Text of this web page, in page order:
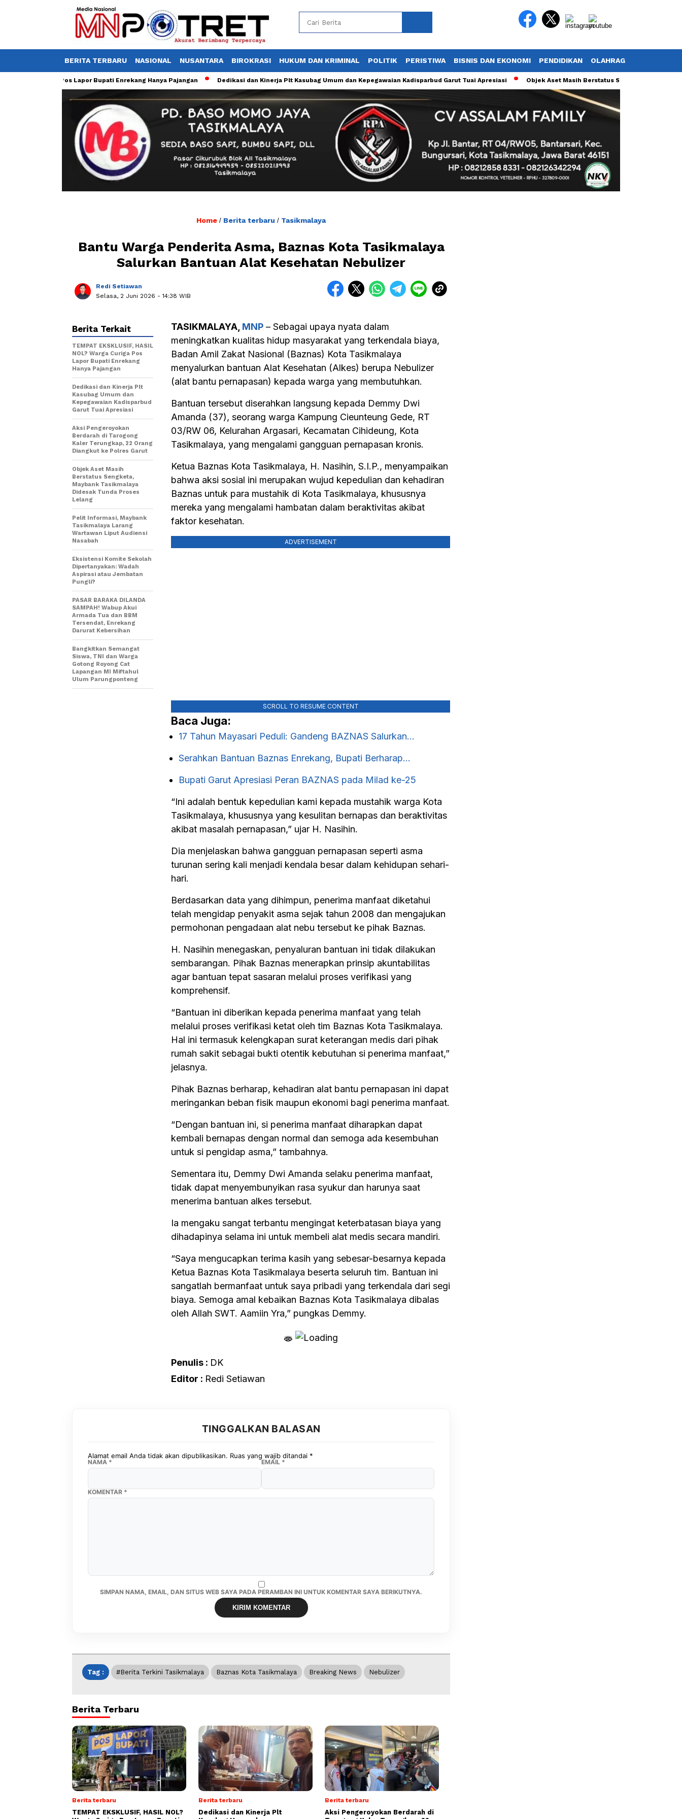
BERITA TERBARU NASIONAL NUSANTARA BIROKRASI HUKUM DAN KRIMINAL POLITIK PERISTIWA BISNIS DAN EKONOMI PENDIDIKAN OLAHRAGA
Curiga Pos Lapor Bupati Enrekang Hanya Pajangan Dedikasi dan Kinerja Plt Kasubag Umum dan Kepegawaian Kadisparbud Garut Tuai Apresiasi Objek Aset Masih Berstatus Sengketa, Maybank
Home / Berita terbaru / Tasikmalaya
Bantu Warga Penderita Asma, Baznas Kota Tasikmalaya
Salurkan Bantuan Alat Kesehatan Nebulizer
Redi Setiawan
Selasa, 2 Juni 2026 - 14:38 WIB
TASIKMALAYA, MNP – Sebagai upaya nyata dalam
meningkatkan kualitas hidup masyarakat yang terkendala biaya,
Badan Amil Zakat Nasional (Baznas) Kota Tasikmalaya
menyalurkan bantuan Alat Kesehatan (Alkes) berupa Nebulizer
(alat bantu pernapasan) kepada warga yang membutuhkan.
Bantuan tersebut diserahkan langsung kepada Demmy Dwi
Amanda (37), seorang warga Kampung Cieunteung Gede, RT
03/RW 06, Kelurahan Argasari, Kecamatan Cihideung, Kota
Tasikmalaya, yang mengalami gangguan pernapasan kronis.
Ketua Baznas Kota Tasikmalaya, H. Nasihin, S.I.P., menyampaikan
bahwa aksi sosial ini merupakan wujud kepedulian dan kehadiran
Baznas untuk para mustahik di Kota Tasikmalaya, khususnya
mereka yang mengalami hambatan dalam beraktivitas akibat
faktor kesehatan.
ADVERTISEMENT
SCROLL TO RESUME CONTENT
Baca Juga:
17 Tahun Mayasari Peduli: Gandeng BAZNAS Salurkan…
Serahkan Bantuan Baznas Enrekang, Bupati Berharap…
Bupati Garut Apresiasi Peran BAZNAS pada Milad ke-25
“Ini adalah bentuk kepedulian kami kepada mustahik warga Kota
Tasikmalaya, khususnya yang kesulitan bernapas dan beraktivitas
akibat masalah pernapasan,” ujar H. Nasihin.
Dia menjelaskan bahwa gangguan pernapasan seperti asma
turunan sering kali menjadi kendala besar dalam kehidupan sehari-
hari.
Berdasarkan data yang dihimpun, penerima manfaat diketahui
telah mengidap penyakit asma sejak tahun 2008 dan mengajukan
permohonan pengadaan alat nebu tersebut ke pihak Baznas.
H. Nasihin menegaskan, penyaluran bantuan ini tidak dilakukan
sembarangan. Pihak Baznas menerapkan prinsip akuntabilitas
agar bantuan tepat sasaran melalui proses verifikasi yang
komprehensif.
“Bantuan ini diberikan kepada penerima manfaat yang telah
melalui proses verifikasi ketat oleh tim Baznas Kota Tasikmalaya.
Hal ini termasuk kelengkapan surat keterangan medis dari pihak
rumah sakit sebagai bukti otentik kebutuhan si penerima manfaat,”
jelasnya.
Pihak Baznas berharap, kehadiran alat bantu pernapasan ini dapat
meringankan beban fisik maupun ekonomi bagi penerima manfaat.
“Dengan bantuan ini, si penerima manfaat diharapkan dapat
kembali bernapas dengan normal dan semoga ada kesembuhan
untuk si pengidap asma,” tambahnya.
Sementara itu, Demmy Dwi Amanda selaku penerima manfaat,
tidak dapat menyembunyikan rasa syukur dan harunya saat
menerima bantuan alkes tersebut.
Ia mengaku sangat terbantu mengingat keterbatasan biaya yang
dihadapinya selama ini untuk membeli alat medis secara mandiri.
“Saya mengucapkan terima kasih yang sebesar-besarnya kepada
Ketua Baznas Kota Tasikmalaya beserta seluruh tim. Bantuan ini
sangatlah bermanfaat untuk saya pribadi yang terkendala dari segi
biaya. Semoga amal kebaikan Baznas Kota Tasikmalaya dibalas
oleh Allah SWT. Aamiin Yra,” pungkas Demmy.
Penulis : DK
Editor : Redi Setiawan
Berita Terkait
TEMPAT EKSKLUSIF, HASIL
NOL? Warga Curiga Pos
Lapor Bupati Enrekang
Hanya Pajangan
Dedikasi dan Kinerja Plt
Kasubag Umum dan
Kepegawaian Kadisparbud
Garut Tuai Apresiasi
Aksi Pengeroyokan
Berdarah di Tarogong
Kaler Terungkap, 22 Orang
Diangkut ke Polres Garut
Objek Aset Masih
Berstatus Sengketa,
Maybank Tasikmalaya
Didesak Tunda Proses
Lelang
Pelit Informasi, Maybank
Tasikmalaya Larang
Wartawan Liput Audiensi
Nasabah
Eksistensi Komite Sekolah
Dipertanyakan: Wadah
Aspirasi atau Jembatan
Pungli?
PASAR BARAKA DILANDA
SAMPAH! Wabup Akui
Armada Tua dan BBM
Tersendat, Enrekang
Darurat Kebersihan
Bangkitkan Semangat
Siswa, TNI dan Warga
Gotong Royong Cat
Lapangan MI Miftahul
Ulum Parungponteng
TINGGALKAN BALASAN
Alamat email Anda tidak akan dipublikasikan. Ruas yang wajib ditandai *
KOMENTAR *
NAMA * EMAIL *
SIMPAN NAMA, EMAIL, DAN SITUS WEB SAYA PADA PERAMBAN INI UNTUK KOMENTAR SAYA BERIKUTNYA.
Tag : #berita Terkini Tasikmalaya Baznas Kota Tasikmalaya Breaking News Nebulizer
Berita Terbaru
Berita terbaru
TEMPAT EKSKLUSIF, HASIL NOL?
Berita terbaru
Dedikasi dan Kinerja Plt
Berita terbaru
Aksi Pengeroyokan Berdarah di